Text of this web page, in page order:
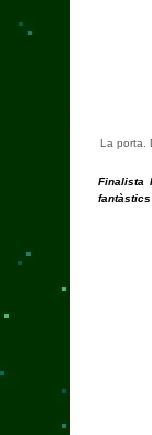
La porta.
Finalista
fantàstics